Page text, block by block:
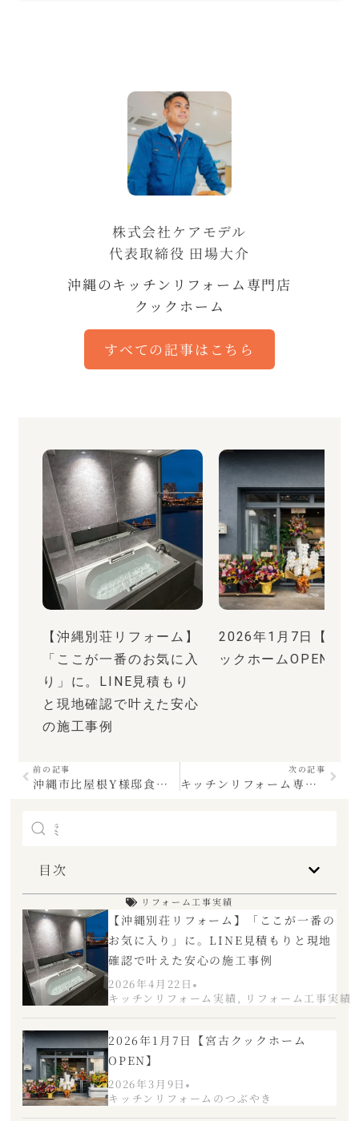
株式会社ケアモデル
代表取締役 田場大介
沖縄のキッチンリフォーム専門店
クックホーム
すべての記事はこちら
【沖縄別荘リフォーム】
「ここが一番のお気に入
り」に。LINE見積もり
と現地確認で叶えた安心
の施工事例
2026年1月7日【宮古
ックホームOPEN】
前の記事
沖縄市比屋根Y様邸食洗機取り付け
次の記事
キッチンリフォーム専門店だからできる海外食洗機取り付け工事
目次
リフォーム工事実績
【沖縄別荘リフォーム】「ここが一番の
お気に入り」に。LINE見積もりと現地
確認で叶えた安心の施工事例
2026年4月22日
キッチンリフォーム実績 , リフォーム工事実績
2026年1月7日【宮古クックホーム
OPEN】
2026年3月9日
キッチンリフォームのつぶやき